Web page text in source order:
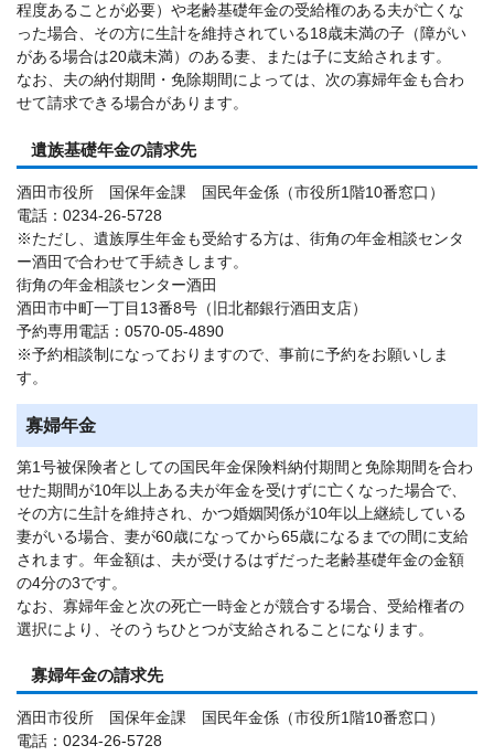
程度あることが必要）や老齢基礎年金の受給権のある夫が亡くな
った場合、その方に生計を維持されている18歳未満の子（障がい
がある場合は20歳未満）のある妻、または子に支給されます。
なお、夫の納付期間・免除期間によっては、次の寡婦年金も合わ
せて請求できる場合があります。
遺族基礎年金の請求先
酒田市役所 国保年金課 国民年金係（市役所1階10番窓口）
電話：0234-26-5728
※ただし、遺族厚生年金も受給する方は、街角の年金相談センタ
ー酒田で合わせて手続きします。
街角の年金相談センター酒田
酒田市中町一丁目13番8号（旧北都銀行酒田支店）
予約専用電話：0570-05-4890
※予約相談制になっておりますので、事前に予約をお願いしま
す。
寡婦年金
第1号被保険者としての国民年金保険料納付期間と免除期間を合わ
せた期間が10年以上ある夫が年金を受けずに亡くなった場合で、
その方に生計を維持され、かつ婚姻関係が10年以上継続している
妻がいる場合、妻が60歳になってから65歳になるまでの間に支給
されます。年金額は、夫が受けるはずだった老齢基礎年金の金額
の4分の3です。
なお、寡婦年金と次の死亡一時金とが競合する場合、受給権者の
選択により、そのうちひとつが支給されることになります。
寡婦年金の請求先
酒田市役所 国保年金課 国民年金係（市役所1階10番窓口）
電話：0234-26-5728